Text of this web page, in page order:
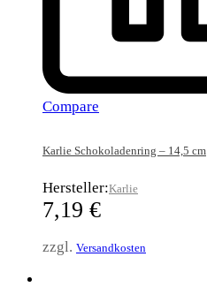
Compare
Karlie Schokoladenring – 14,5 cm
Hersteller:Karlie
7,19 €
zzgl. Versandkosten